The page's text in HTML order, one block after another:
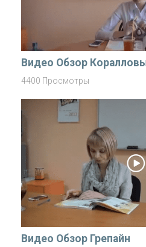
Видео Обзор
4400 Просмотры
Видео Обзор Грепайн